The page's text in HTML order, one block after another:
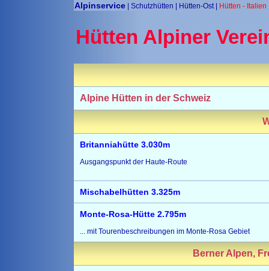
Alpinservice| Schutzhütten | Hütten-Ost| Hütten - Italien
Hütten Alpiner
Alpine Hütten in der Schweiz
Britanniahütte 3.030m
Ausgangspunkt der Haute-Route
Mischabelhütten 3.325m
Monte-Rosa-Hütte 2.795m
... mit Tourenbeschreibungen im Monte-Rosa Gebiet
Berner Alpen,